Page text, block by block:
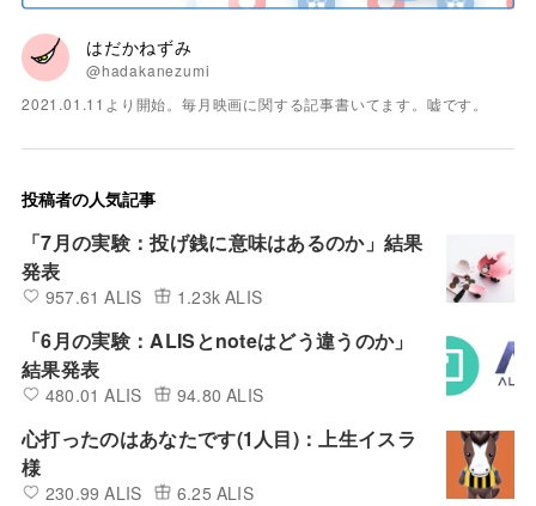
はだかねずみ
@hadakanezumi
2021.01.11より開始。毎月映画に関する記事書いてます。嘘です。
投稿者の人気記事
「7月の実験：投げ銭に意味はあるのか」結果
発表
957.61 ALIS 1.23k ALIS
「6月の実験：ALISとnoteはどう違うのか」
結果発表
480.01 ALIS 94.80 ALIS
心打ったのはあなたです(1人目)：上生イスラ
様
230.99 ALIS 6.25 ALIS